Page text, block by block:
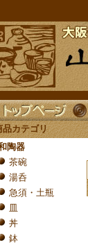
カテゴリ
陶器
茶碗
湯呑
急須・土瓶
皿
丼
鉢